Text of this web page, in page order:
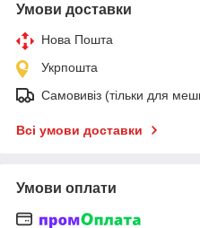
Умови доставки
Нова Пошта
Укрпошта
Самовивіз (тільки для
Всі умови доставки
Умови оплати